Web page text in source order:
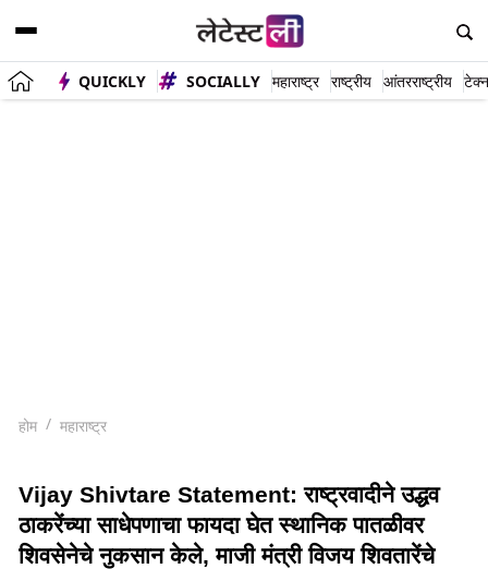
QUICKLY SOCIALLY महाराष्ट्र राष्ट्रीय आंतरराष्ट्रीय
होम महाराष्ट्र
Vijay Shivtare Statement: राष्ट्रवादीने उद्धव
ठाकरेंच्या साधेपणाचा फायदा घेत स्थानिक पातळीवर
शिवसेनेचे नुकसान केले, माजी मंत्री विजय शिवतारेंचे